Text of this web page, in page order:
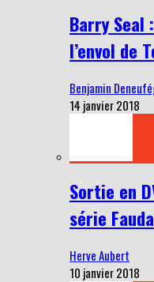
Barry Seal
l’envol de
Benjamin
14 janvier 2018
Sortie en
série Fauda
Herve Aubert
10 janvier 2018